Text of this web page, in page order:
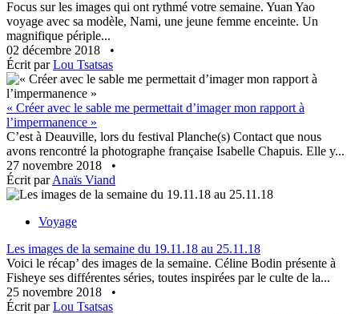
Focus sur les images qui ont rythmé votre semaine. Yuan Yao
voyage avec sa modèle, Nami, une jeune femme enceinte. Un
magnifique périple...
02 décembre 2018
•
Écrit parLou Tsatsas
« Créer avec le sable me permettait d’imager mon rapport à
l’impermanence »
C’est à Deauville, lors du festival Planche(s) Contact que nous
avons rencontré la photographe française Isabelle Chapuis. Elle y...
27 novembre 2018
•
Écrit parAnaïs Viand
Voyage
Les images de la semaine du 19.11.18 au 25.11.18
Voici le récap’ des images de la semaine. Céline Bodin présente à
Fisheye ses différentes séries, toutes inspirées par le culte de la...
25 novembre 2018
•
Écrit parLou Tsatsas